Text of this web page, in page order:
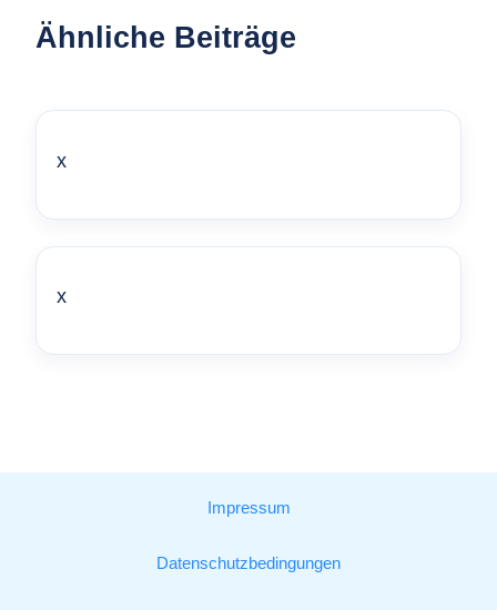
Ähnliche Beiträge
x
x
Impressum
Datenschutzbedingungen